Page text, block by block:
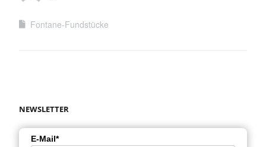
Fontane-Fundstücke
NEWSLETTER
E-Mail*